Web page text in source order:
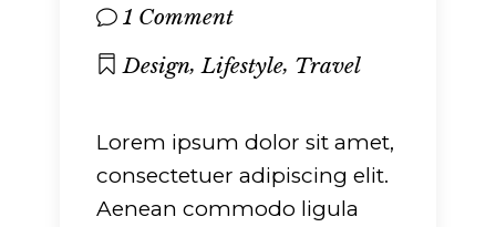
1 Comment
Design, Lifestyle, Travel
Lorem ipsum dolor sit amet,
consectetuer adipiscing elit.
Aenean commodo ligula